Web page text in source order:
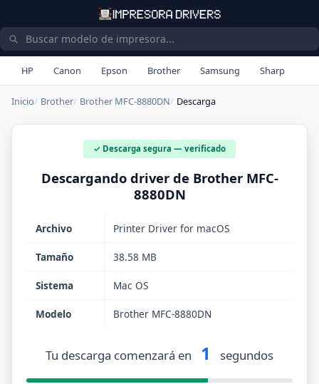
HP Canon Epson Brother Samsung Sharp
Inicio Brother Brother MFC-8880DN Descarga
✓ Descarga segura — verificado
Descargando driver de Brother MFC-
8880DN
Archivo Printer Driver for macOS
Tamaño 38.58 MB
Sistema Mac OS
Modelo Brother MFC-8880DN
Tu descarga comenzará en 1 segundos